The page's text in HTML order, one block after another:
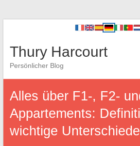
Thury Harcourt
Persönlicher Blog
Alles über F1-, F2-
Appartements:
wichtige Unterschiede